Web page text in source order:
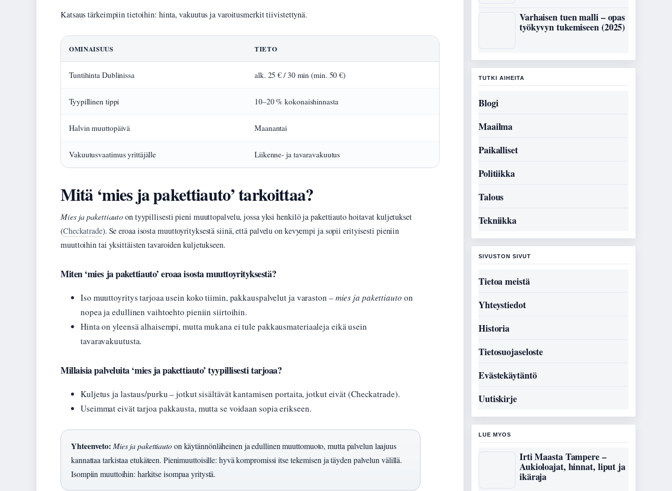
Katsaus tärkeimpiin tietoihin: hinta, vakuutus ja varoitusmerkit tiivistettynä.
OMINAISUUS TIETO
Tuntihinta Dublinissa alk. 25 € / 30 min (min. 50 €)
Tyypillinen tippi 10–20 % kokonaishinnasta
Halvin muuttopäivä Maanantai
Vakuutusvaatimus yrittäjälle Liikenne- ja tavaravakuutus
Mitä ‘mies ja pakettiauto’ tarkoittaa?
Mies ja pakettiautoon tyypillisesti pieni muuttopalvelu, jossa yksi henkilö ja pakettiauto hoitavat kuljetukset
(Checkatrade). Se eroaa isosta muuttoyrityksestä siinä, että palvelu on kevyempi ja sopii erityisesti pieniin
muuttoihin tai yksittäisten tavaroiden kuljetukseen.
Miten ‘mies ja pakettiauto’ eroaa isosta muuttoyrityksestä?
Iso muuttoyritys tarjoaa usein koko tiimin, pakkauspalvelut ja varaston –mies ja pakettiauto on
nopea ja edullinen vaihtoehto pieniin siirtoihin.
Hinta on yleensä alhaisempi, mutta mukana ei tule pakkausmateriaaleja eikä usein
tavaravakuutusta.
Millaisia palveluita ‘mies ja pakettiauto’ tyypillisesti tarjoaa?
Kuljetus ja lastaus/purku – jotkut sisältävät kantamisen portaita, jotkut eivät (Checkatrade).
Useimmat eivät tarjoa pakkausta, mutta se voidaan sopia erikseen.
Yhteenveto: Mies ja pakettiautoon käytännönläheinen ja edullinen muuttomuoto, mutta palvelun laajuus
kannattaa tarkistaa etukäteen. Pienimuuttoisille: hyvä kompromissi itse tekemisen ja täyden palvelun välillä.
Isompiin muuttoihin: harkitse isompaa yritystä.
Varhaisen tuen malli – opas
työkyvyn tukemiseen (2025)
TUTKI AIHEITA
Blogi
Maailma
Paikalliset
Politiikka
Talous
Tekniikka
SIVUSTON SIVUT
Tietoa meistä
Yhteystiedot
Historia
Tietosuojaseloste
Evästekäytäntö
Uutiskirje
LUE MYOS
Irti Maasta Tampere –
Aukioloajat, hinnat, liput ja
ikäraja